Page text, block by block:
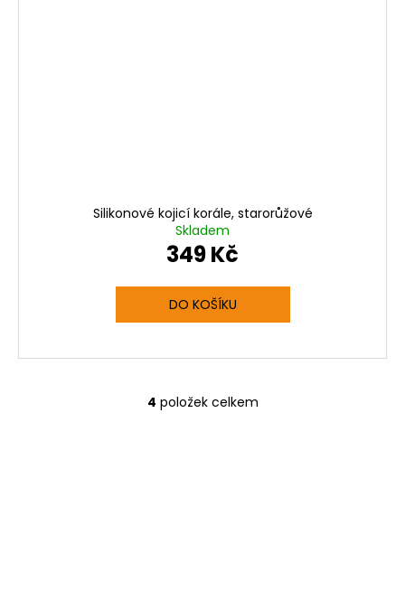
Silikonové kojicí korále, starorůžové
Skladem
349 Kč
DO KOŠÍKU
O
4 položek celkem